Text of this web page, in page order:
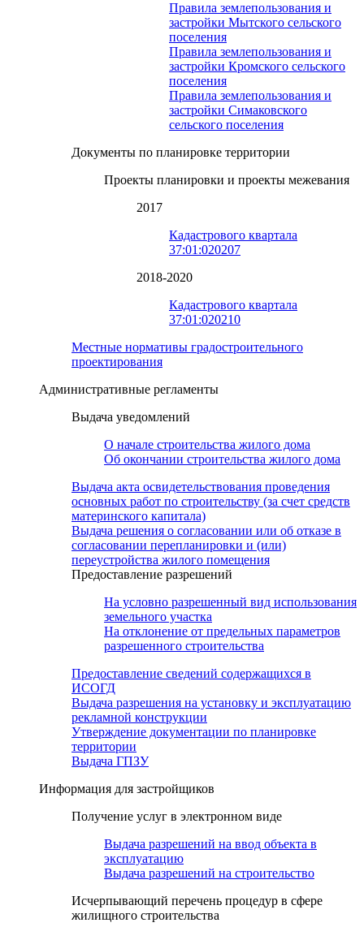
Правила землепользования и
застройки Мытского сельского
поселения
Правила землепользования и
застройки Кромского сельского
поселения
Правила землепользования и
застройки Симаковского
сельского поселения
Документы по планировке территории
Проекты планировки и проекты межевания
2017
Кадастрового квартала
37:01:020207
2018-2020
Кадастрового квартала
37:01:020210
Местные нормативы градостроительного
проектирования
Административные регламенты
Выдача уведомлений
О начале строительства жилого дома
Об окончании строительства жилого дома
Выдача акта освидетельствования проведения
основных работ по строительству (за счет средств
материнского капитала)
Выдача решения о согласовании или об отказе в
согласовании перепланировки и (или)
переустройства жилого помещения
Предоставление разрешений
На условно разрешенный вид использования
земельного участка
На отклонение от предельных параметров
разрешенного строительства
Предоставление сведений содержащихся в
ИСОГД
Выдача разрешения на установку и эксплуатацию
рекламной конструкции
Утверждение документации по планировке
территории
Выдача ГПЗУ
Информация для застройщиков
Получение услуг в электронном виде
Выдача разрешений на ввод объекта в
эксплуатацию
Выдача разрешений на строительство
Исчерпывающий перечень процедур в сфере
жилищного строительства